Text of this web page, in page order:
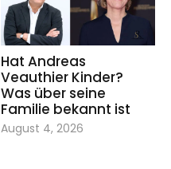
Hat Andreas
Veauthier Kinder?
Was über seine
Familie bekannt ist
August 4, 2026